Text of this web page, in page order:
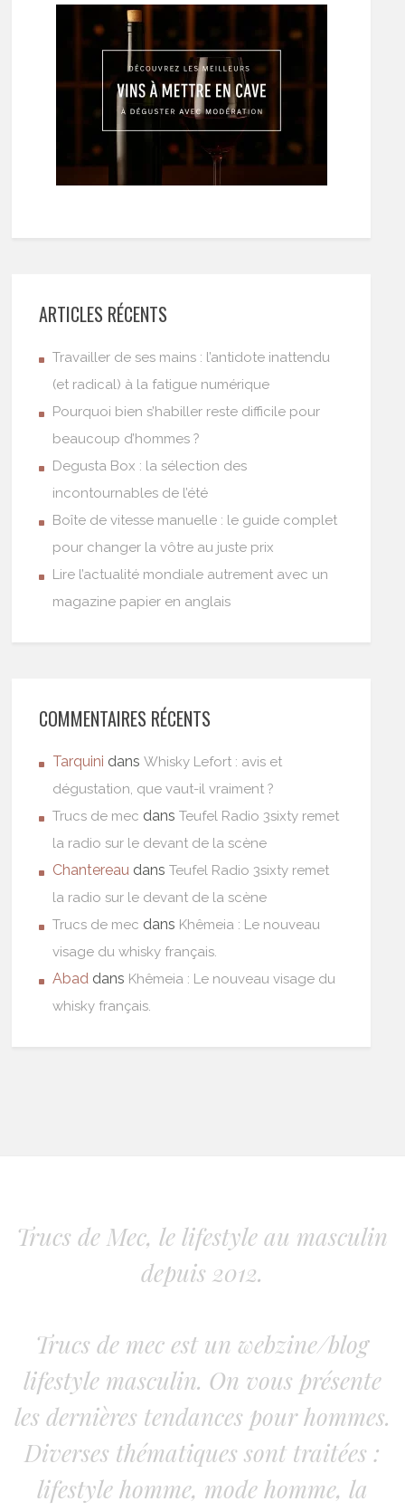
ARTICLES RÉCENTS
Travailler de ses mains : l’antidote inattendu
(et radical) à la fatigue numérique
Pourquoi bien s’habiller reste difficile pour
beaucoup d’hommes ?
Degusta Box : la sélection des
incontournables de l’été
Boîte de vitesse manuelle : le guide complet
pour changer la vôtre au juste prix
Lire l’actualité mondiale autrement avec un
magazine papier en anglais
COMMENTAIRES RÉCENTS
Tarquini dansWhisky Lefort : avis et
dégustation, que vaut-il vraiment ?
Trucs de mec dansTeufel Radio 3sixty remet
la radio sur le devant de la scène
Chantereau dansTeufel Radio 3sixty remet
la radio sur le devant de la scène
Trucs de mec dans Khêmeia : Le nouveau
visage du whisky français.
Abad dans Khêmeia : Le nouveau visage du
whisky français.
Trucs de Mec, le lifestyle au masculin
depuis 2012.
Trucs de mec est un webzine/blog
lifestyle masculin. On vous présente
les dernières tendances pour hommes.
Diverses thématiques sont traitées :
lifestyle homme, mode homme, la